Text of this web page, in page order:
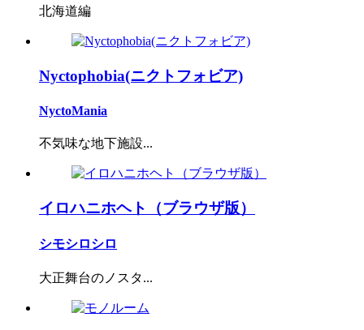
北海道編
Nyctophobia(ニクトフォビア)
NyctoMania
不気味な地下施設...
イロハニホヘト（ブラウザ版）
シモシロシロ
大正舞台のノスタ...